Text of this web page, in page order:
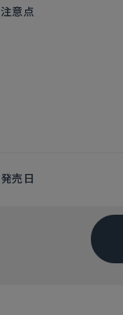
注意点
発売日